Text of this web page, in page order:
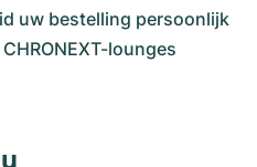
uw bestelling persoonlijk
lounges